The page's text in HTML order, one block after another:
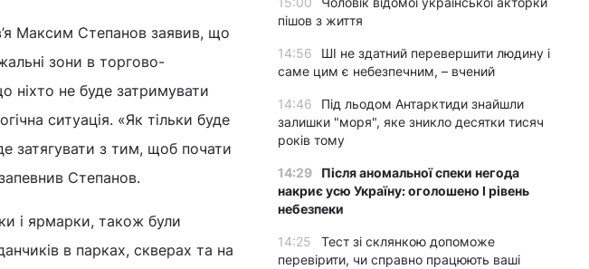
Максим Степанов заявив, що
зони в торгово-
ніхто не буде затримувати
ситуація. «Як тільки буде
затягувати з тим, щоб почати
Степанов.
і ярмарки, також були
в парках, скверах та на
пішов з життя
14:56
ШІ не здатний перевершити людину і
саме цим є небезпечним, – вчений
14:46
Під льодом Антарктиди знайшли
залишки "моря", яке зникло десятки тисяч
років тому
14:29
Після аномальної спеки негода
накриє усю Україну: оголошено І рівень
небезпеки
14:25
Тест зі склянкою допоможе
перевірити, чи справно працюють ваші